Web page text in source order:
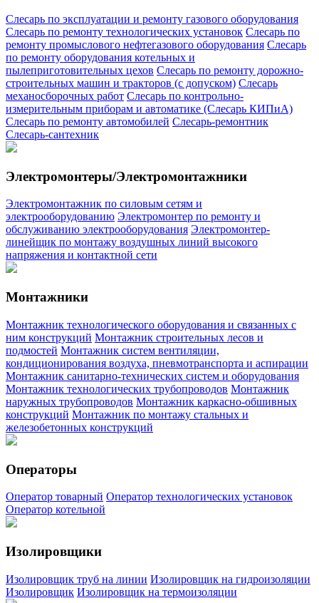
Слесарь по эксплуатации и ремонту газового оборудования
Слесарь по ремонту технологических установок Слесарь по
ремонту промыслового нефтегазового оборудования Слесарь
по ремонту оборудования котельных и
пылеприготовительных цехов Слесарь по ремонту дорожно-
строительных машин и тракторов (с допуском) Слесарь
механосборочных работ Слесарь по контрольно-
измерительным приборам и автоматике (Слесарь КИПиА)
Слесарь по ремонту автомобилей Слесарь-ремонтник
Слесарь-сантехник
Электромонтеры/Электромонтажники
Электромонтажник по силовым сетям и
электрооборудованию Электромонтер по ремонту и
обслуживанию электрооборудования Электромонтер-
линейщик по монтажу воздушных линий высокого
напряжения и контактной сети
Монтажники
Монтажник технологического оборудования и связанных с
ним конструкций Монтажник строительных лесов и
подмостей Монтажник систем вентиляции,
кондиционирования воздуха, пневмотранспорта и аспирации
Монтажник санитарно-технических систем и оборудования
Монтажник технологических трубопроводов Монтажник
наружных трубопроводов Монтажник каркасно-обшивных
конструкций Монтажник по монтажу стальных и
железобетонных конструкций
Операторы
Оператор товарный Оператор технологических установок
Оператор котельной
Изолировщики
Изолировщик труб на линии Изолировщик на гидроизоляции
Изолировщик Изолировщик на термоизоляции